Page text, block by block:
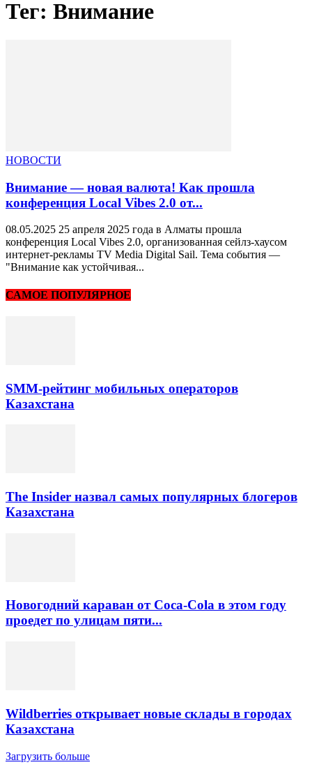
Тег: Внимание
НОВОСТИ
Внимание — новая валюта! Как прошла
конференция Local Vibes 2.0 от...
08.05.2025 25 апреля 2025 года в Алматы прошла
конференция Local Vibes 2.0, организованная сейлз-хаусом
интернет-рекламы TV Media Digital Sail. Тема события —
"Внимание как устойчивая...
САМОЕ ПОПУЛЯРНОЕ
SMM-рейтинг мобильных операторов
Казахстана
The Insider назвал самых популярных блогеров
Казахстана
Новогодний караван от Coca-Cola в этом году
проедет по улицам пяти...
Wildberries открывает новые склады в городах
Казахстана
Загрузить больше